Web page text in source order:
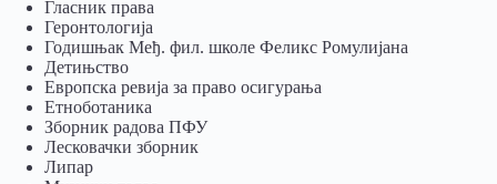
Гласник права
Геронтологија
Годишњак Међ. фил. школе Феликс Ромулијана
Детињство
Европска ревија за право осигурања
Eтноботаника
Зборник радова ПФУ
Лесковачки зборник
Липар